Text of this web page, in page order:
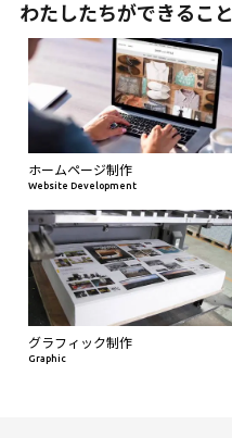
わたしたちができること
ホームページ制作
Website Development
グラフィック制作
Graphic